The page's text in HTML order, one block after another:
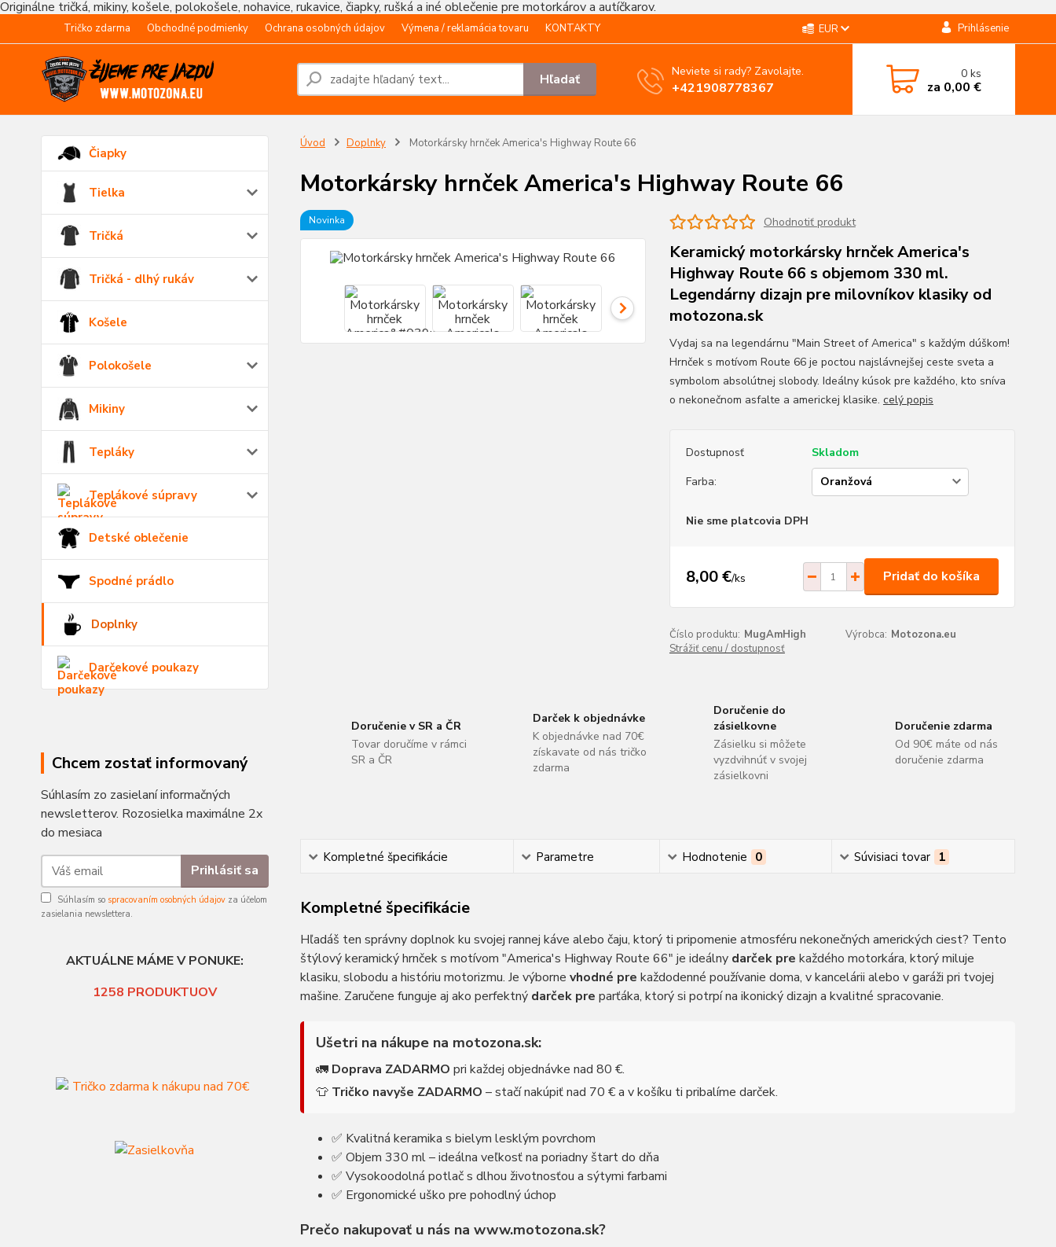
Originálne tričká, mikiny, košele, polokošele, nohavice, rukavice, čiapky, rušká a iné oblečenie pre motorkárov a autíčkarov.
Tričko zdarma Obchodné podmienky Ochrana osobných údajov Výmena / reklamácia tovaru KONTAKTY EUR Prihlásenie
Hľadať Neviete si rady? Zavolajte.
+421908778367
0ks
za 0,00 €
Čiapky
Tielka
Tričká
Tričká - dlhý rukáv
Košele
Polokošele
Mikiny
Tepláky
Teplákové súpravy
Detské oblečenie
Spodné prádlo
Doplnky
Darčekové poukazy
Chcem zostať informovaný
Súhlasím zo zasielaní informačných
newsletterov. Rozosielka maximálne 2x
do mesiaca
Prihlásiť sa
Súhlasím so spracovaním osobných údajov za účelom
zasielania newslettera.
AKTUÁLNE MÁME V PONUKE:
1258 PRODUKTUOV
Úvod Doplnky Motorkársky hrnček America's Highway Route 66
Motorkársky hrnček America's Highway Route 66
Novinka Ohodnotiť produkt
Keramický motorkársky hrnček America's
Highway Route 66 s objemom 330 ml.
Legendárny dizajn pre milovníkov klasiky od
motozona.sk
Vydaj sa na legendárnu "Main Street of America" s každým dúškom!
Hrnček s motívom Route 66 je poctou najslávnejšej ceste sveta a
symbolom absolútnej slobody. Ideálny kúsok pre každého, kto sníva
o nekonečnom asfalte a americkej klasike. celý popis
Dostupnosť
Skladom
Farba:
Nie sme platcovia DPH
8,00 €/ks Pridať do košíka
Číslo produktu: MugAmHigh Výrobca: Motozona.eu
Strážiť cenu / dostupnosť
Doručenie v SR a ČR
Tovar doručíme v rámci
SR a ČR
Darček k objednávke
K objednávke nad 70€
získavate od nás tričko
zdarma
Doručenie do
zásielkovne
Zásielku si môžete
vyzdvihnúť v svojej
zásielkovni
Doručenie zdarma
Od 90€ máte od nás
doručenie zdarma
Kompletné špecifikácie Parametre Hodnotenie 0 Súvisiaci tovar 1
Kompletné špecifikácie
Hľadáš ten správny doplnok ku svojej rannej káve alebo čaju, ktorý ti pripomenie atmosféru nekonečných amerických ciest? Tento
štýlový keramický hrnček s motívom "America's Highway Route 66" je ideálny darček pre každého motorkára, ktorý miluje
klasiku, slobodu a históriu motorizmu. Je výborne vhodné pre každodenné používanie doma, v kancelárii alebo v garáži pri tvojej
mašine. Zaručene funguje aj ako perfektný darček pre parťáka, ktorý si potrpí na ikonický dizajn a kvalitné spracovanie.
Ušetri na nákupe na motozona.sk:
🚛 Doprava ZADARMO pri každej objednávke nad 80 €.
👕 Tričko navyše ZADARMO – stačí nakúpiť nad 70 € a v košíku ti pribalíme darček.
✅ Kvalitná keramika s bielym lesklým povrchom
✅ Objem 330 ml – ideálna veľkosť na poriadny štart do dňa
✅ Vysokoodolná potlač s dlhou životnosťou a sýtymi farbami
✅ Ergonomické uško pre pohodlný úchop
Prečo nakupovať u nás na www.motozona.sk?